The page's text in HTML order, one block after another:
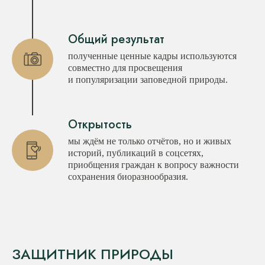
Общий результат
полученные ценные кадры используются
совместно для просвещения
и популяризации заповедной природы.
Открытость
мы ждём не только отчётов, но и живых
историй, публикаций в соцсетях,
приобщения граждан к вопросу важности
сохранения биоразнообразия.
ЗАЩИТНИК ПРИРОДЫ